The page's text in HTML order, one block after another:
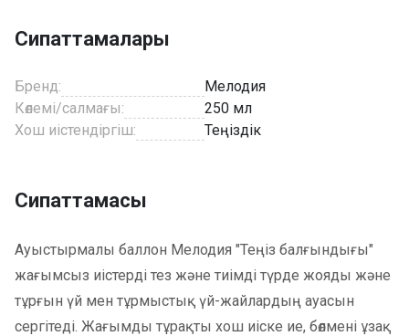
Сипаттамалары
Бренд:
Мелодия
Көлемі/салмағы:
250 мл
Хош иістендіргіш:
Теңіздік
Сипаттамасы
Ауыстырмалы баллон Мелодия "Теңіз балғындығы"
жағымсыз иістерді тез және тиімді түрде жояды және
тұрғын үй мен тұрмыстық үй-жайлардың ауасын
сергітеді. Жағымды тұрақты хош иіске ие, бөлмені ұзақ